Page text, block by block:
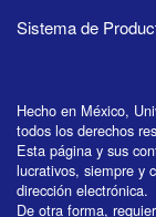
Sistema de
Hecho en México,
todos los derechos
Esta página y sus
lucrativos, siempre y
dirección electrónica.
De otra forma,